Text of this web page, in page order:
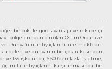
bir çok ile göre avantajlı ve rekabetçi
bölgelerinden biri olan Ostim Organize
Dünya’nın ihtiyaçlarını üretmektedir.
gelen ve dünyanın bir çok ülkesinden
ve 139 işkolunda, 6.500’den fazla işletme,
milli ihtiyaçların karşılanmasında bir